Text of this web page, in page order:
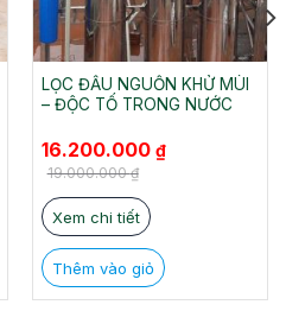
LỌC ĐẦU NGUỒN KHỬ MÙI
– ĐỘC TỐ TRONG NƯỚC
19.000.000₫
Giá
gốc
là:
16.200.000 ₫
Giá
hiện
tại
16.200.000 ₫.
Xem chi tiết
Thêm vào giỏ